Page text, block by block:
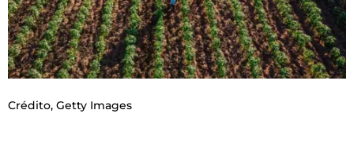
Crédito, Getty Images